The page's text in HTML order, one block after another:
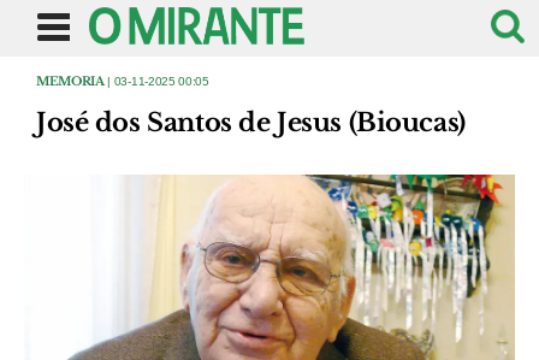
MEMORIA | 03-11-2025 00:05
José dos Santos de Jesus (Bioucas)